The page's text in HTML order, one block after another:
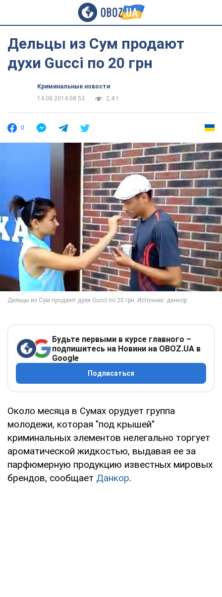
Дельцы из Сум продают
духи Gucci по 20 грн
Криминальные новости
14.08.2014 08:53
2,4 т.
0
Будьте первыми в курсе главного –
подпишитесь на Новини на OBOZ.UA в
Google
Подписаться
Около месяца в Сумах орудует группа
молодежи, которая "под крышей"
криминальных элементов нелегально торгует
ароматической жидкостью, выдавая ее за
парфюмерную продукцию известных мировых
брендов, сообщает Данкор.